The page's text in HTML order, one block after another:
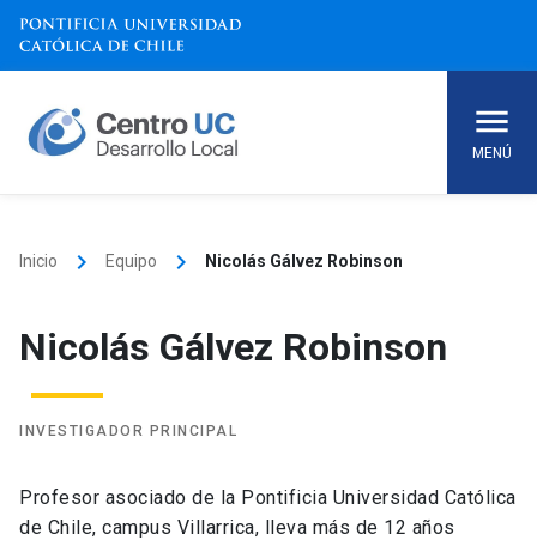
Skip
content
MENÚ
Inicio keyboard_arrow_right Equipo keyboard_arrow_right Nicolás Gálvez Robinson
Nicolás Gálvez Robinson
INVESTIGADOR PRINCIPAL
Profesor asociado de la Pontificia Universidad Católica
de Chile, campus Villarrica, lleva más de 12 años